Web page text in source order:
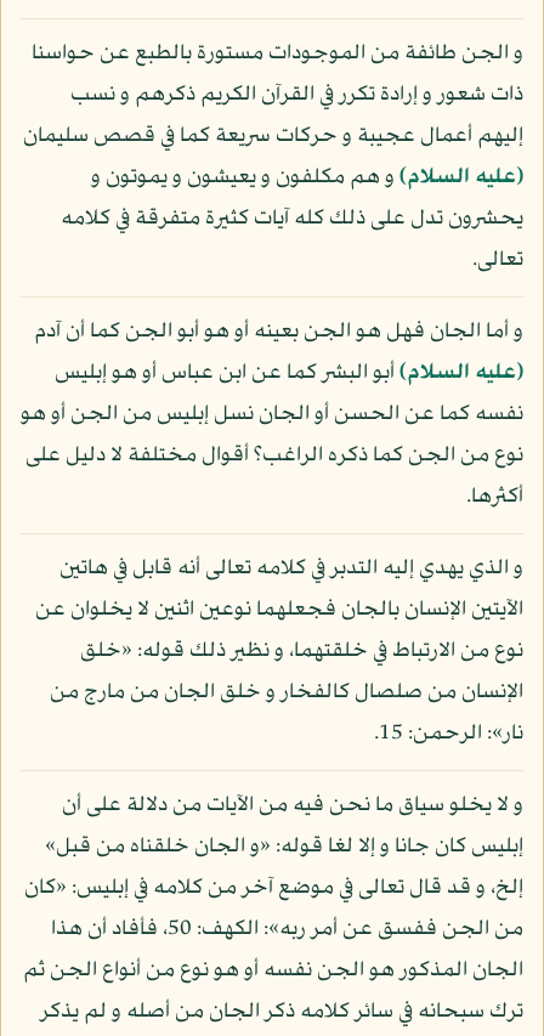
و الجن طائفة من الموجودات مستورة بالطبع عن حواسنا
ذات شعور و إرادة تكرر في القرآن الكريم ذكرهم و نسب
إليهم أعمال عجيبة و حركات سريعة كما في قصص سليمان
(عليه السلام)و هم مكلفون و يعيشون و يموتون و
يحشرون تدل على ذلك كله آيات كثيرة متفرقة في كلامه
تعالى.
و أما الجان فهل هو الجن بعينه أو هو أبو الجن كما أن آدم
(عليه السلام)أبو البشر كما عن ابن عباس أو هو إبليس
نفسه كما عن الحسن أو الجان نسل إبليس من الجن أو هو
نوع من الجن كما ذكره الراغب؟ أقوال مختلفة لا دليل على
أكثرها.
و الذي يهدي إليه التدبر في كلامه تعالى أنه قابل في هاتين
الآيتين الإنسان بالجان فجعلهما نوعين اثنين لا يخلوان عن
نوع من الارتباط في خلقتهما، و نظير ذلك قوله: «خلق
الإنسان من صلصال كالفخار و خلق الجان من مارج من
نار»: الرحمن: 15.
و لا يخلو سياق ما نحن فيه من الآيات من دلالة على أن
إبليس كان جانا و إلا لغا قوله: «و الجان خلقناه من قبل»
إلخ، و قد قال تعالى في موضع آخر من كلامه في إبليس: «كان
من الجن ففسق عن أمر ربه»: الكهف: 50، فأفاد أن هذا
الجان المذكور هو الجن نفسه أو هو نوع من أنواع الجن ثم
ترك سبحانه في سائر كلامه ذكر الجان من أصله و لم يذكر